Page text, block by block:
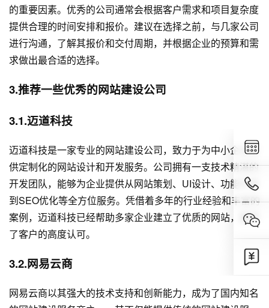
的重要因素。优秀的公司通常会根据客户需求和项目复杂度
提供合理的时间安排和报价。建议在选择之前，与几家公司
进行沟通，了解其报价和交付周期，并根据企业的预算和需
求做出最合适的选择。
3.推荐一些优秀的网站建设公司
3.1.迈道科技
迈道科技是一家专业的网站建设公司，致力于为中小企业提
供定制化的网站设计和开发服务。公司拥有一支技术精湛的
开发团队，能够为企业提供从网站策划、UI设计、功能开发
到SEO优化等全方位服务。凭借着多年的行业经验和丰富的
案例，迈道科技已经帮助多家企业建立了优质的网站，赢得
了客户的高度认可。
3.2.网易云商
网易云商以其强大的技术支持和创新能力，成为了国内知名